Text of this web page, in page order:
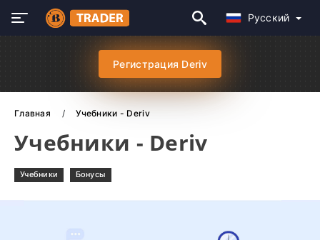
Русский
Регистрация Deriv
Главная Учебники - Deriv
Учебники - Deriv
Учебники Бонусы